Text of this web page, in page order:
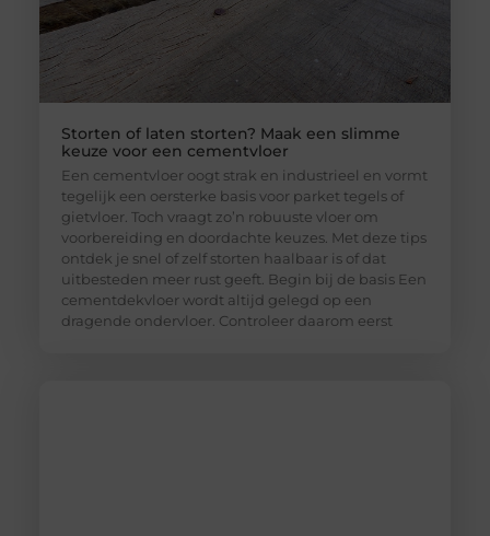
Storten of laten storten? Maak een slimme
keuze voor een cementvloer
Een cementvloer oogt strak en industrieel en vormt
tegelijk een oersterke basis voor parket tegels of
gietvloer. Toch vraagt zo’n robuuste vloer om
voorbereiding en doordachte keuzes. Met deze tips
ontdek je snel of zelf storten haalbaar is of dat
uitbesteden meer rust geeft. Begin bij de basis Een
cementdekvloer wordt altijd gelegd op een
dragende ondervloer. Controleer daarom eerst